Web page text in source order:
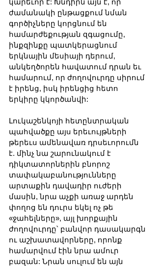
ժամանակի ընթացքում նման
գործիչները կորցնում են
համարժեքության զգացումը,
ինքզինքը պատկերացնում
երկնային մեսիայի դերում,
անկեղծորեն հավատում դրան եւ
համարում, որ ժողովուրդը սիրում
է իրենց, իսկ իրենցից հետո
երկիրը կկործանվի:
Լուկաշենկոյի հետընտրական
պահվածքը այս երեւույթների
թերեւս ամենավառ դրսեւորումն
է. մինչ նա շարունակում է
դիկտատորներին բնորոշ
տափակաբանությունները
արտաքին դավադիր ուժերի
մասին, նրա աչքի առաջ արդեն
փողոց են դուրս եկել ոչ թե
«ջահելները», այլ խորքային
ժողովուրդը՝ բանվոր դասակարգն
ու աշխատավորները, որոնք
համարվում էին նրա ամուր
բազան: Նրան սուլում են այն